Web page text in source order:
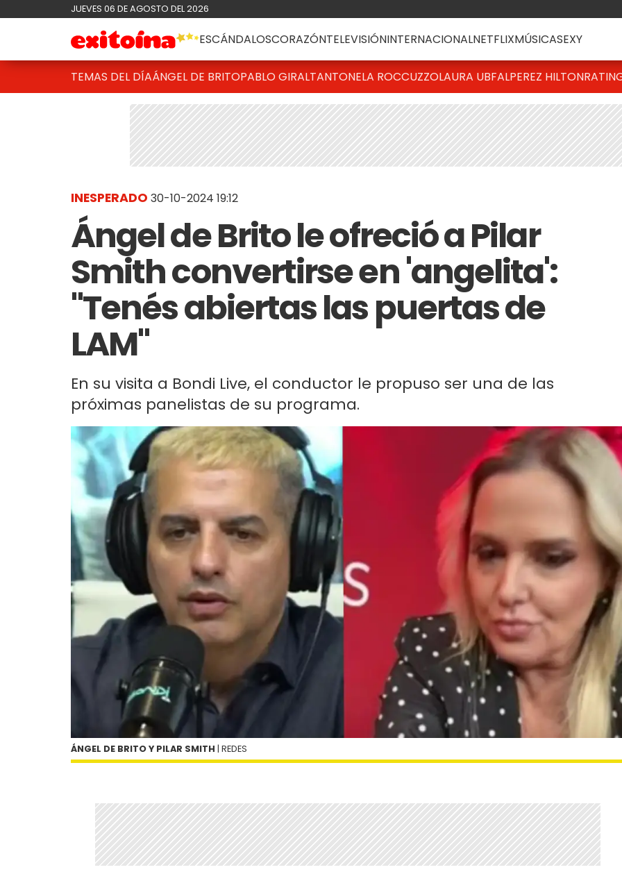
JUEVES 06 DE AGOSTO DEL 2026
ESCÁNDALOSCORAZÓNTELEVISIÓNINTERNACIONALNETFLIXMÚSICASEXY
TEMAS DEL DÍAÁNGEL DE BRITOPABLO GIRALTANTONELA ROCCUZZOLAURA UBFALPEREZ HILTON
INESPERADO 30-10-2024 19:12
Ángel de Brito le ofreció a Pilar
Smith convertirse en 'angelita':
"Tenés abiertas las puertas de
LAM"
En su visita a Bondi Live, el conductor le propuso ser una de las
próximas panelistas de su programa.
ÁNGEL DE BRITO Y PILAR SMITH | REDES